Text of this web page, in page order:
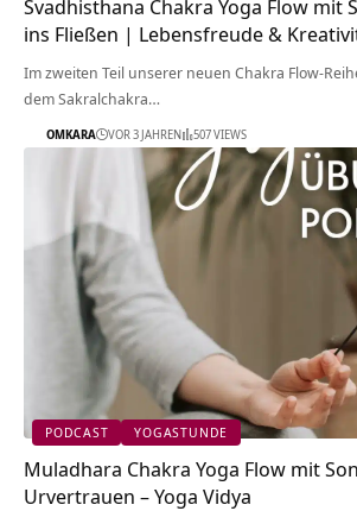
Svadhisthana Chakra Yoga Flow mit
ins Fließen | Lebensfreude &
Im zweiten Teil unserer neuen Chakra Flow-
dem Sakralchakra…
OMKARA VOR 3 JAHREN 507 VIEWS
PODCAST YOGASTUNDE
Muladhara Chakra Yoga Flow mit
Urvertrauen – Yoga Vidya